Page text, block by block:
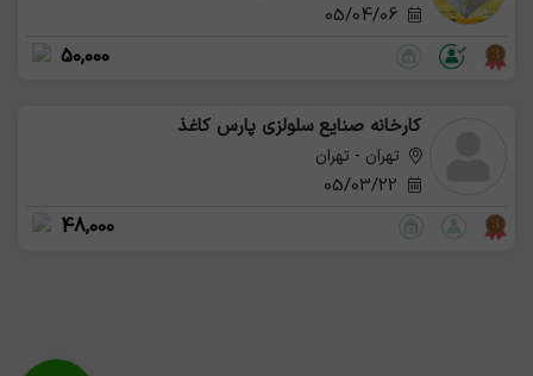
05/04/06
50,000
کارخانه صنایع سلولزی پارس کاغذ
تهران - تهران
48,000